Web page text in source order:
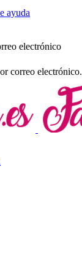
ayuda
electrónico
correo electrónico.